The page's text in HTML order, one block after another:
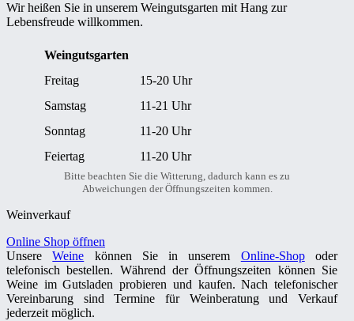
Wir heißen Sie in unserem Weingutsgarten mit Hang zur
Lebensfreude willkommen.
Weingutsgarten
Freitag
15-20 Uhr
Samstag
11-21 Uhr
Sonntag
11-20 Uhr
Feiertag
11-20 Uhr
Bitte beachten Sie die Witterung, dadurch kann es zu
Abweichungen der Öffnungszeiten kommen.
Weinverkauf
Online Shop öffnen
UnsereWeine können Sie in unserem Online-Shopoder
telefonisch bestellen. Während der Öffnungszeiten können Sie
Weine im Gutsladen probieren und kaufen. Nach telefonischer
Vereinbarung sind Termine für Weinberatung und Verkauf
jederzeit möglich.